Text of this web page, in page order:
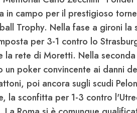
in campo per il prestigioso
Trophy. Nella fase a gironi la
per 3-1 contro lo
la rete di Moretti. Nella
poker convincente ai danni
poi ancora sugli scudi
la sconfitta per 1-3 contro